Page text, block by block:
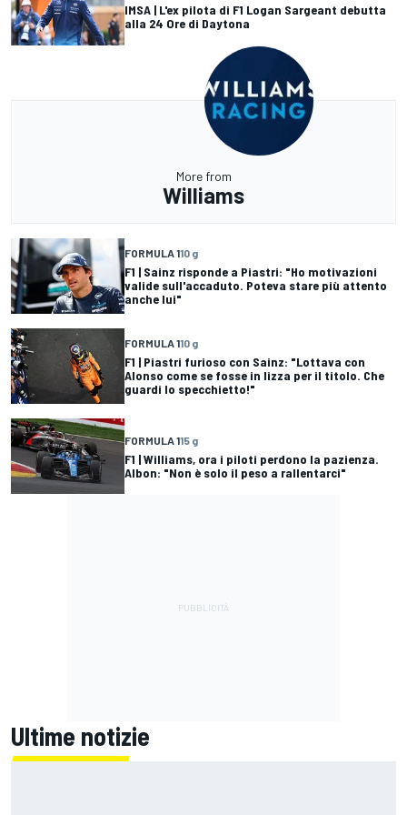
IMSA | L'ex pilota di F1 Logan Sargeant debutta
alla 24 Ore di Daytona
More from
Williams
FORMULA 110 g
F1 | Sainz risponde a Piastri: "Ho motivazioni
valide sull'accaduto. Poteva stare più attento
anche lui"
FORMULA 110 g
F1 | Piastri furioso con Sainz: "Lottava con
Alonso come se fosse in lizza per il titolo. Che
guardi lo specchietto!"
FORMULA 115 g
F1 | Williams, ora i piloti perdono la pazienza.
Albon: "Non è solo il peso a rallentarci"
Ultime notizie